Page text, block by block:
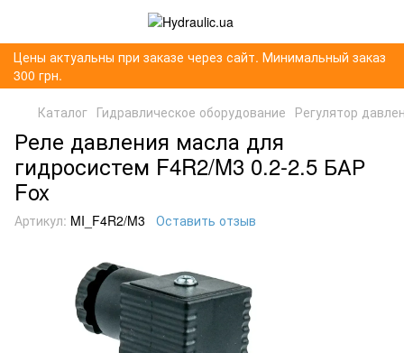
Цены актуальны при заказе через сайт. Минимальный заказ
300 грн.
Каталог Гидравлическое оборудование Регулятор
Реле давления масла для
гидросистем F4R2/M3 0.2-2.5 БАР
Fox
Артикул: MI_F4R2/M3 Оставить отзыв